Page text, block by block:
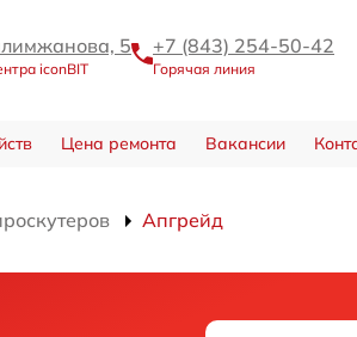
5
iconBIT
+7 (843) 254-50-42
Горячая линия
Цена ремонта Вакансии
Апгрейд